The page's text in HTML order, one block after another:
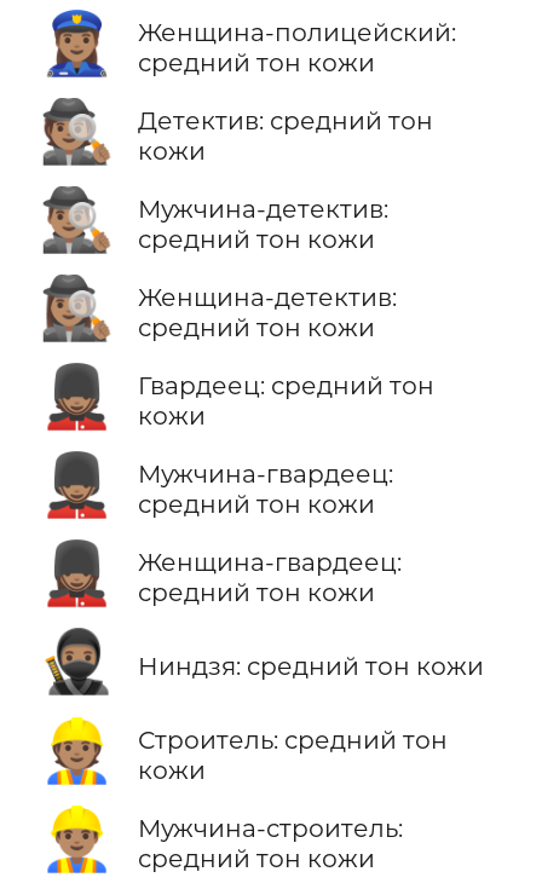
👮🏽‍♀️
Женщина-полицейский:
средний тон кожи
🕵🏽
Детектив: средний тон
кожи
🕵🏽‍♂️
Мужчина-детектив:
средний тон кожи
🕵🏽‍♀️
Женщина-детектив:
средний тон кожи
💂🏽
Гвардеец: средний тон
кожи
💂🏽‍♂️
Мужчина-гвардеец:
средний тон кожи
💂🏽‍♀️
Женщина-гвардеец:
средний тон кожи
🥷🏽 Ниндзя: средний тон кожи
👷🏽
Строитель: средний тон
кожи
👷🏽‍♂️
Мужчина-строитель:
средний тон кожи